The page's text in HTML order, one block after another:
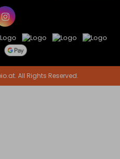
All Rights Reserved.